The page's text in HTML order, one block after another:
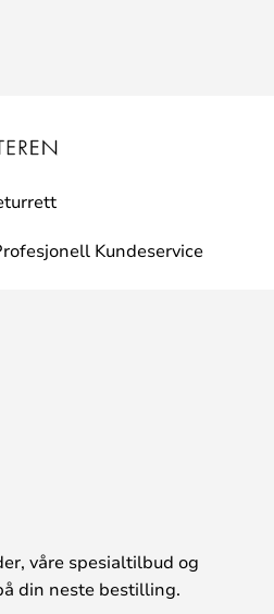
Kundeservice
våre spesialtilbud og
din neste bestilling.